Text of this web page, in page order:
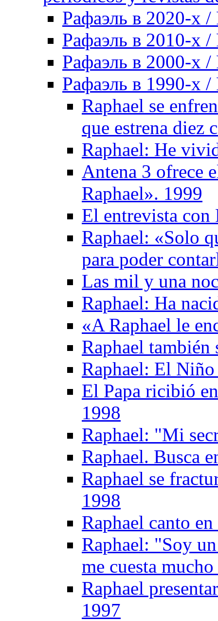
Рафаэль в 2020-х /
Рафаэль в 2010-х /
Рафаэль в 2000-х /
Рафаэль в 1990-х /
Raphael se
que estrena diez
Raphael: He
Antena 3 ofrece
Raphael». 1999
El entrevista con
Raphael: «Solo
para poder
Las mil y una
Raphael: Ha
«A Raphael le
Raphael
Raphael: El
El Papa ricibió
1998
Raphael: "Mi
Raphael. Busca
Raphael se
1998
Raphael canto
Raphael: "Soy
me cuesta
Raphael
1997